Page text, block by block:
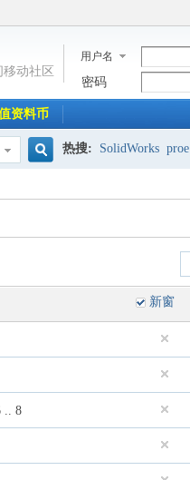
用户名
密码
动社区
资料币
热搜: SolidWorks proe
新窗
.. 8